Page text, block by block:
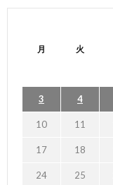
月 火
3 4
10 11
17 18
24 25